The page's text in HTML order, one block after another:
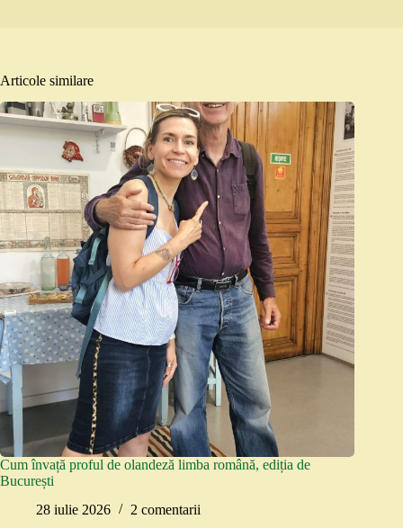
Articole similare
Cum învață proful de olandeză limba română, ediția de
București
28 iulie 2026
2 comentarii